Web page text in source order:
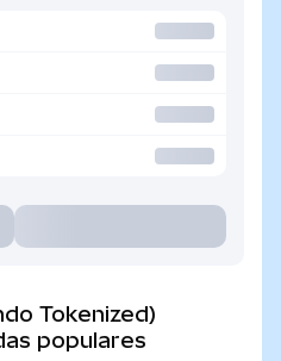
Tokenized)
populares